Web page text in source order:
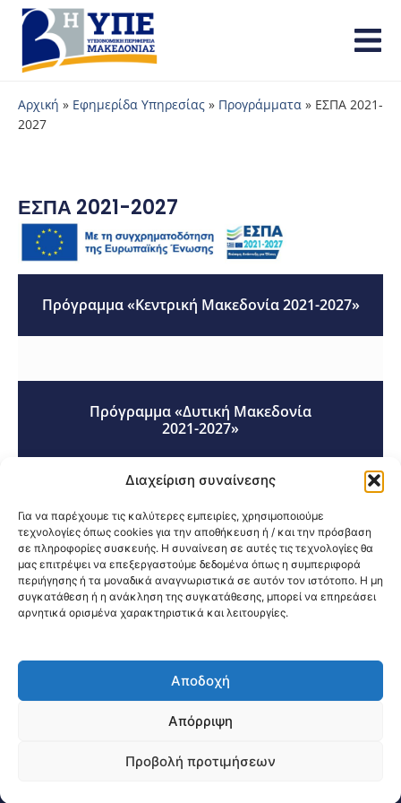
Διαχείριση συναίνεσης
Για να παρέχουμε τις καλύτερες εμπειρίες, χρησιμοποιούμε
τεχνολογίες όπως cookies για την αποθήκευση ή / και την πρόσβαση
σε πληροφορίες συσκευής. Η συναίνεση σε αυτές τις τεχνολογίες θα
μας επιτρέψει να επεξεργαστούμε δεδομένα όπως η συμπεριφορά
περιήγησης ή τα μοναδικά αναγνωριστικά σε αυτόν τον ιστότοπο. Η μη
συγκατάθεση ή η ανάκληση της συγκατάθεσης, μπορεί να επηρεάσει
αρνητικά ορισμένα χαρακτηριστικά και λειτουργίες.
Αποδοχή
Απόρριψη
Προβολή προτιμήσεων
Αρχική » Εφημερίδα Υπηρεσίας » Προγράμματα » ΕΣΠΑ 2021-
2027
ΕΣΠΑ 2021-2027
Πρόγραμμα «Κεντρική Μακεδονία 2021-2027»
Πρόγραμμα «Δυτική Μακεδονία
2021-2027»
Κοινοποίηση:
@2026 3ype.gr All rights reserved
Θεσσαλονίκη, ΕλλάδαΤηλ: +30 2311 226 200
04267 Website Visits: 1598012